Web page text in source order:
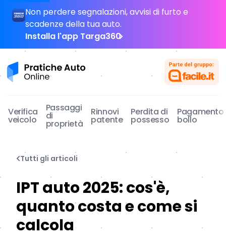
Non perdere segnalazioni, avvisi di furto e
scadenze della tua auto.
Installa l'app Targa360
Pratiche Auto Online
Verifica
veicolo
Passaggi
di
proprietà
Rinnovi
patente
Perdita di
possesso
Pagamento
bollo
Tutti gli articoli
IPT auto 2025: cos'è,
quanto costa e come si
calcola